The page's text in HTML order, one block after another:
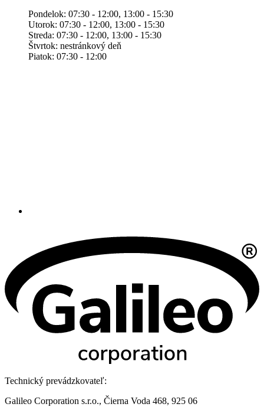
Pondelok: 07:30 - 12:00, 13:00 - 15:30
Utorok: 07:30 - 12:00, 13:00 - 15:30
Streda: 07:30 - 12:00, 13:00 - 15:30
Štvrtok: nestránkový deň
Piatok: 07:30 - 12:00
Technický prevádzkovateľ:
Galileo Corporation s.r.o., Čierna Voda 468, 925 06